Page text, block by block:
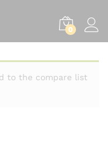
0
to the compare list